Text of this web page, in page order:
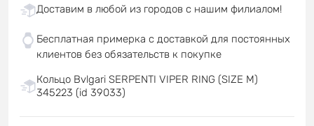
Доставим в любой из городов с нашим филиалом!
Бесплатная примерка с доставкой для постоянных
клиентов без обязательств к покупке
Кольцо Bvlgari SERPENTI VIPER RING (SIZE M)
345223 (id 39033)